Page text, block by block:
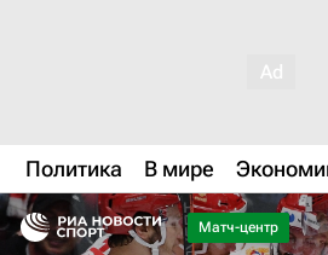
Политика В мире
Матч-центр